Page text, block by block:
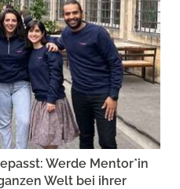
Werde Mentor*in
Welt bei ihrer